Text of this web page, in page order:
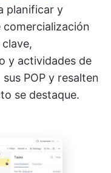
planificar y
y actividades de
POP y resalten
se destaque.